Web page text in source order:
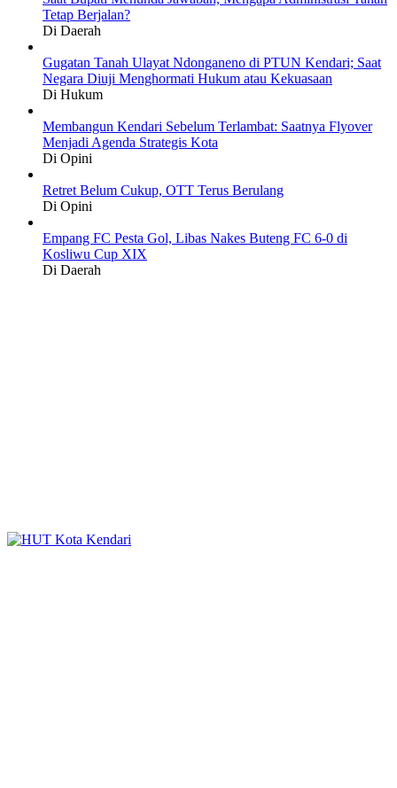
Tetap Berjalan?
Di Daerah
Gugatan Tanah Ulayat Ndonganeno di PTUN Kendari; Saat
Negara Diuji Menghormati Hukum atau Kekuasaan
Di Hukum
Membangun Kendari Sebelum Terlambat: Saatnya Flyover
Menjadi Agenda Strategis Kota
Di Opini
Retret Belum Cukup, OTT Terus Berulang
Di Opini
Empang FC Pesta Gol, Libas Nakes Buteng FC 6-0 di
Kosliwu Cup XIX
Di Daerah